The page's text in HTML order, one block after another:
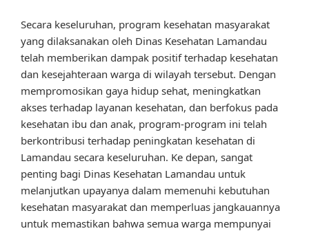
Secara keseluruhan, program kesehatan masyarakat
yang dilaksanakan oleh Dinas Kesehatan Lamandau
telah memberikan dampak positif terhadap kesehatan
dan kesejahteraan warga di wilayah tersebut. Dengan
mempromosikan gaya hidup sehat, meningkatkan
akses terhadap layanan kesehatan, dan berfokus pada
kesehatan ibu dan anak, program-program ini telah
berkontribusi terhadap peningkatan kesehatan di
Lamandau secara keseluruhan. Ke depan, sangat
penting bagi Dinas Kesehatan Lamandau untuk
melanjutkan upayanya dalam memenuhi kebutuhan
kesehatan masyarakat dan memperluas jangkauannya
untuk memastikan bahwa semua warga mempunyai